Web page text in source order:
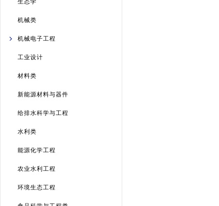
生态学
机械类
机械电子工程
工业设计
材料类
新能源材料与器件
给排水科学与工程
水利类
能源化学工程
农业水利工程
环境生态工程